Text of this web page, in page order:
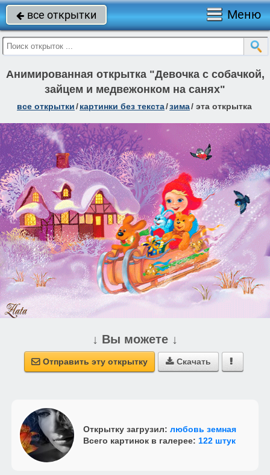
 все открытки Меню
Анимированная открытка "Девочка с собачкой,
зайцем и медвежонком на санях"
все открытки/картинки без текста/зима/ эта открытка
↓ Вы можете ↓
 Отправить эту открытку  Скачать 
Открытку загрузил: любовь земная
Всего картинок в галерее: 122 штук